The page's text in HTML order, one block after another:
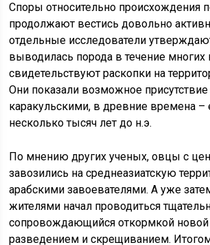
Споры относительно происхождения
продолжают вестись довольно
отдельные исследователи
выводилась порода в течение многих
свидетельствуют раскопки на
Они показали возможное
каракульскими, в древние времена –
несколько тысяч лет до н.э.
По мнению других ученых, овцы с
завозились на среднеазиатскую
арабскими завоевателями. А уже
жителями начал проводиться
сопровождающийся откормкой
разведением и скрещиванием.